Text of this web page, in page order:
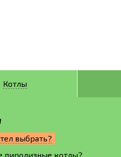
Котлы
выбрать?
пиролизные котлы?